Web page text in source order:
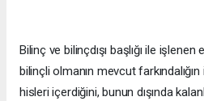
Bilinç ve bilinçdışı başlığı ile işlenen
bilinçli olmanın mevcut farkındalığın
hisleri içerdiğini, bunun dışında